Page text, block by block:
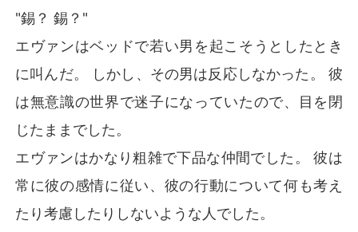
"錫？ 錫？"
エヴァンはベッドで若い男を起こそうとしたとき
に叫んだ。 しかし、その男は反応しなかった。 彼
は無意識の世界で迷子になっていたので、目を閉
じたままでした。
エヴァンはかなり粗雑で下品な仲間でした。 彼は
常に彼の感情に従い、彼の行動について何も考え
たり考慮したりしないような人でした。